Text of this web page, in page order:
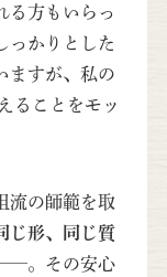
る方もいらっ
っかりとした
ますが、私の
ることをモッ
流の師範を取
じ形、同じ質
。その安心